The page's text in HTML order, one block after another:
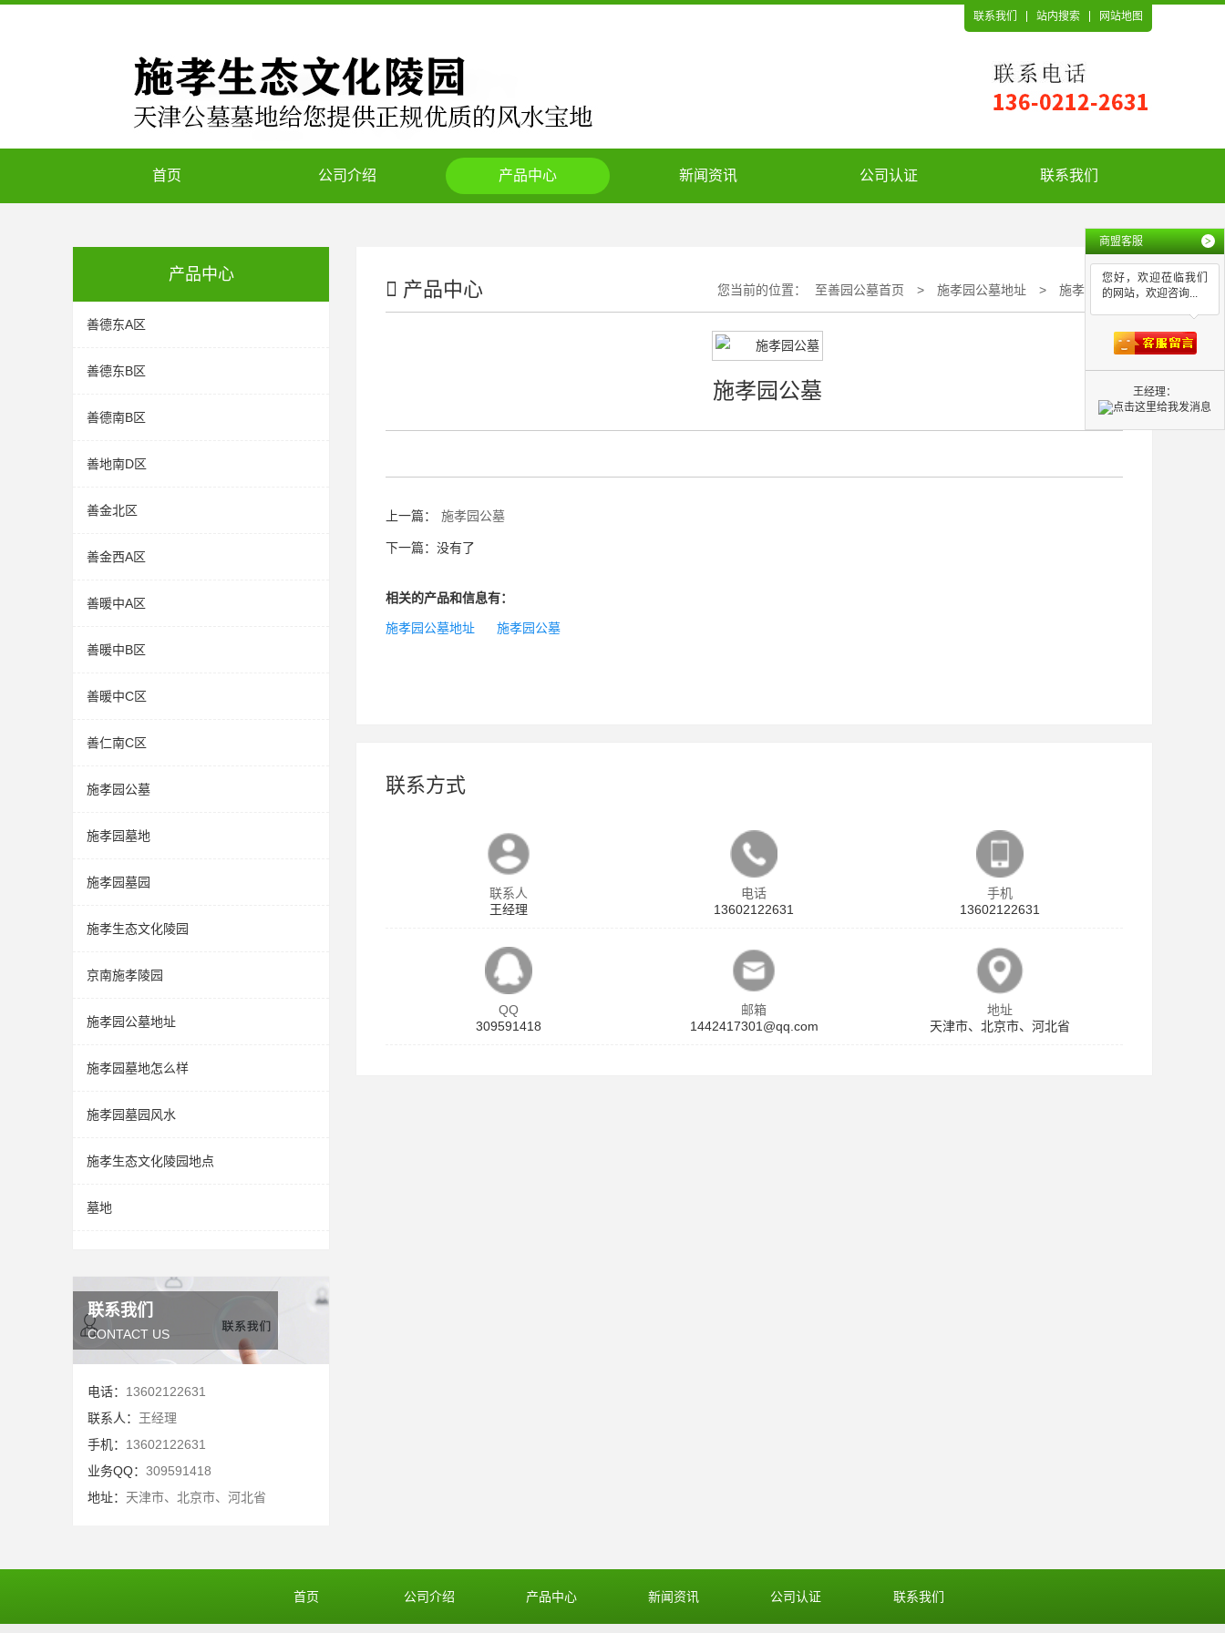
联系我们 站内搜索 网站地图
首页 公司介绍 产品中心 新闻资讯 公司认证 联系我们
产品中心
善德东A区
善德东B区
善德南B区
善地南D区
善金北区
善金西A区
善暖中A区
善暖中B区
善暖中C区
善仁南C区
施孝园公墓
施孝园墓地
施孝园墓园
施孝生态文化陵园
京南施孝陵园
施孝园公墓地址
施孝园墓地怎么样
施孝园墓园风水
施孝生态文化陵园地点
墓地
联系我们
CONTACT US
电话： 13602122631
联系人： 王经理
手机： 13602122631
业务QQ： 309591418
地址： 天津市、北京市、河北省
产品中心 您当前的位置： 至善园公墓首页 > 施孝园公墓地址 > 施孝园公墓
施孝园公墓
上一篇： 施孝园公墓
下一篇：没有了
相关的产品和信息有：
施孝园公墓地址 施孝园公墓
联系方式
联系人
王经理
电话
13602122631
手机
13602122631
QQ
309591418
邮箱
1442417301@qq.com
地址
天津市、北京市、河北省
首页 公司介绍 产品中心 新闻资讯 公司认证 联系我们
商盟客服 >
您好，欢迎莅临我们
的网站，欢迎咨询...
王经理：